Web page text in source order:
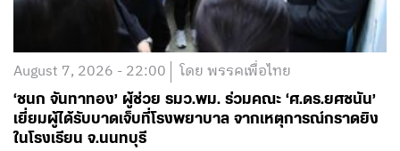
August 7, 2026 - 22:00 โดย พรรคเพื่อไทย
‘ชนก จันทาทอง’ ผู้ช่วย รมว.พม. ร่วมคณะ ‘ศ.ดร.ยศชนัน’
เยี่ยมผู้ได้รับบาดเจ็บที่โรงพยาบาล จากเหตุการณ์กราดยิง
ในโรงเรียน จ.นนทบุรี